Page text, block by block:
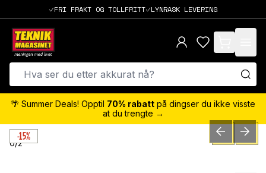
FRI FRAKT OG TOLLFRITT LYNRASK LEVERING
items in cart,
🌴 Summer Deals! Opptil 70% rabatt på dingser du ikke visste
at du trengte →
-15%
0/2 PREVIOUSNEXT